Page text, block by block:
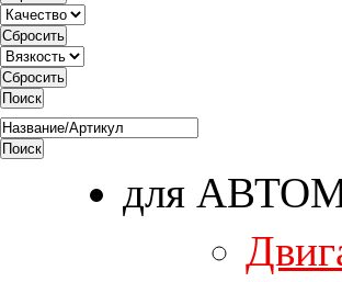
для